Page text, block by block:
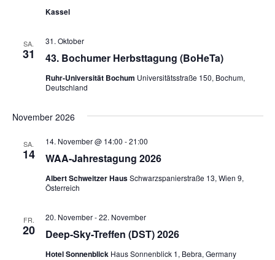
Kassel
SA.
31 43. Bochumer Herbsttagung (BoHeTa)
31. Oktober
Ruhr-Universität Bochum Universitätsstraße 150, Bochum,
Deutschland
November 2026
SA.
14 WAA-Jahrestagung 2026
14. November @ 14:00 -21:00
Albert Schweitzer HausSchwarzspanierstraße 13, Wien 9,
Österreich
FR.
20 Deep-Sky-Treffen (DST) 2026
20. November-22. November
Hotel Sonnenblick Haus Sonnenblick 1, Bebra, Germany